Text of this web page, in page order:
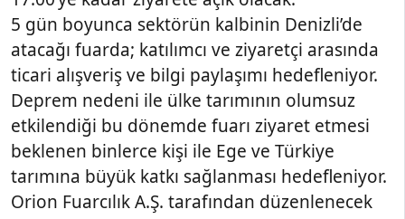
5 gün boyunca sektörün kalbinin Denizli’de
atacağı fuarda; katılımcı ve ziyaretçi arasında
ticari alışveriş ve bilgi paylaşımı hedefleniyor.
Deprem nedeni ile ülke tarımının olumsuz
etkilendiği bu dönemde fuarı ziyaret etmesi
beklenen binlerce kişi ile Ege ve Türkiye
tarımına büyük katkı sağlanması hedefleniyor.
Orion Fuarcılık A.Ş. tarafından düzenlenecek